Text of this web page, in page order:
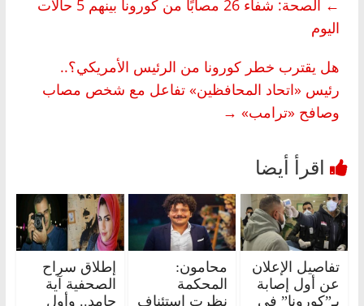
←
الصحة: شفاء 26 مصابًا من كورونا بينهم 5 حالات
اليوم
هل يقترب خطر كورونا من الرئيس الأمريكي؟..
رئيس «اتحاد المحافظين» تفاعل مع شخص مصاب
وصافح «ترامب» →
تفاصيل الإعلان
عن أول إصابة
بـ”كورونا” في
محامون:
المحكمة
نظرت استئناف
إطلاق سراح
الصحفية آية
حامد.. وأول